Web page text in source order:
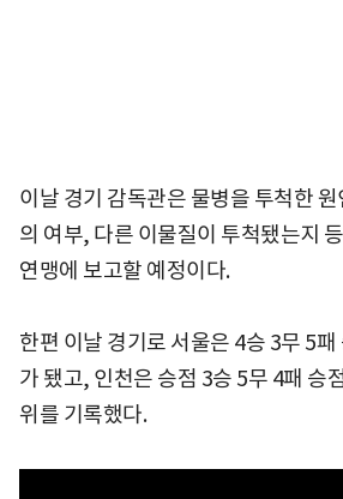
이날 경기 감독관은 물병을 투척한
의 여부, 다른 이물질이 투척됐는지
연맹에 보고할 예정이다.
한편 이날 경기로 서울은 4승 3무 5패
가 됐고, 인천은 승점 3승 5무 4패 승
위를 기록했다.